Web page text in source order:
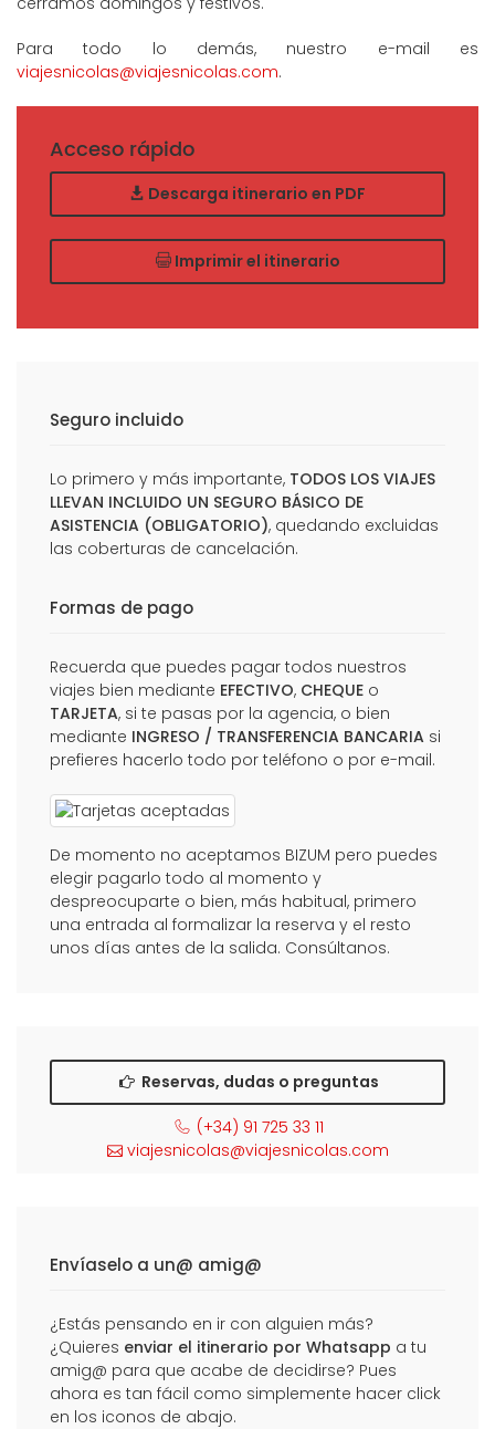
Para todo lo demás, nuestro e-mail es
viajesnicolas@viajesnicolas.com.
Acceso rápido
Descarga itinerario en PDF
Imprimir el itinerario
Seguro incluido
Lo primero y más importante, TODOS LOS VIAJES
LLEVAN INCLUIDO UN SEGURO BÁSICO DE
ASISTENCIA (OBLIGATORIO), quedando excluidas
las coberturas de cancelación.
Formas de pago
Recuerda que puedes pagar todos nuestros
viajes bien mediante EFECTIVO, CHEQUE o
TARJETA, si te pasas por la agencia, o bien
mediante INGRESO / TRANSFERENCIA BANCARIA si
prefieres hacerlo todo por teléfono o por e-mail.
De momento no aceptamos BIZUM pero puedes
elegir pagarlo todo al momento y
despreocuparte o bien, más habitual, primero
una entrada al formalizar la reserva y el resto
unos días antes de la salida. Consúltanos.
Reservas, dudas o preguntas
(+34) 91 725 33 11
viajesnicolas@viajesnicolas.com
Envíaselo a un@ amig@
¿Estás pensando en ir con alguien más?
¿Quieres enviar el itinerario por Whatsapp a tu
amig@ para que acabe de decidirse? Pues
ahora es tan fácil como simplemente hacer click
en los iconos de abajo.